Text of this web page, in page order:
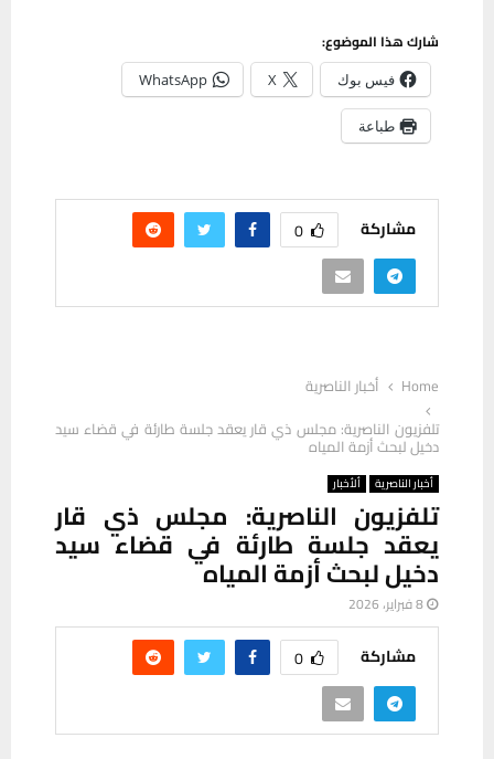
شارك هذا الموضوع:
فيس بوك X
WhatsApp
طباعة
مشاركة 0
Home
أخبار الناصرية
تلفزيون الناصرية: مجلس ذي قار يعقد جلسة طارئة في قضاء سيد
دخيل لبحث أزمة المياه
أخبار الناصرية ألأخبار
تلفزيون الناصرية: مجلس ذي قار
يعقد جلسة طارئة في قضاء سيد
دخيل لبحث أزمة المياه
8 فبراير، 2026
مشاركة 0